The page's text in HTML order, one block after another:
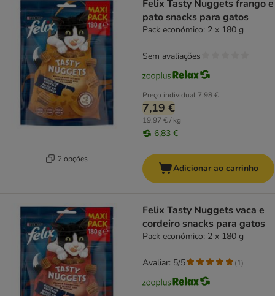
2 opções
Felix Tasty Nuggets frango e
pato snacks para gatos
Pack económico: 2 x 180 g
Preço individual 7,98 €
7,19 €
19,97 € / kg
6,83 €
Sem avaliações
Adicionar ao carrinho
Felix Tasty Nuggets vaca e
cordeiro snacks para gatos
Pack económico: 2 x 180 g
Avaliar: 5/5 (1)